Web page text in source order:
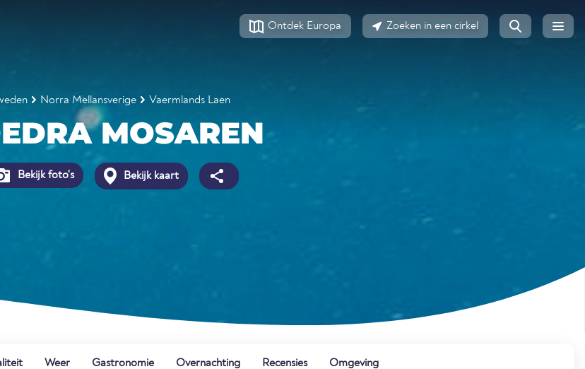
Ontdek Europa Zoeken in een cirkel
Norra Mellansverige Vaermlands Laen
MOSAREN
Bekijk foto's Bekijk kaart
Weer Gastronomie Overnachting Recensies Omgeving